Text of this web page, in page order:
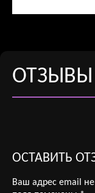
ОТЗЫВЫ
ОСТАВИТЬ
Ваш адрес email не